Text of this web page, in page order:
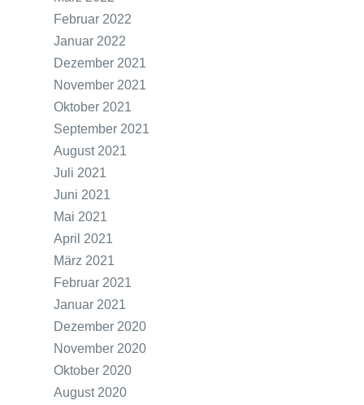
Februar 2022
Januar 2022
Dezember 2021
November 2021
Oktober 2021
September 2021
August 2021
Juli 2021
Juni 2021
Mai 2021
April 2021
März 2021
Februar 2021
Januar 2021
Dezember 2020
November 2020
Oktober 2020
August 2020